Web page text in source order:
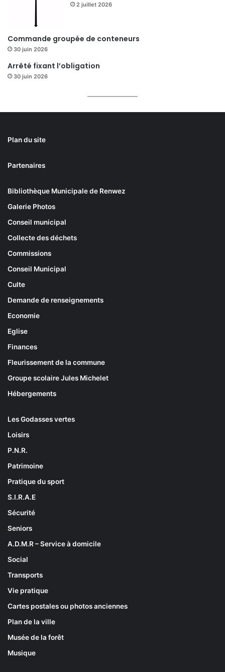
2 juillet 2026
Commande groupée de conteneurs
30 juin 2026
Arrêté fixant l’obligation
30 juin 2026
Plan du site
Partenaires
Bibliothèque Municipale de Renwez
Galerie Photos
Conseil municipal
Collecte des déchets
Commissions
Conseil Municipal
Culte
Demande de renseignements
Economie
Eglise
Finances
Fleurissement de la commune
Groupe scolaire Jules Michelet
Hébergements
Les Godasses vertes
Loisirs
P.N.R.
Patrimoine
Pratique du sport
S.I.R.A.E
Sécurité
Seniors
A.D.M.R – Service à domicile
Social
Transports
Vie pratique
Cartes postales ou photos anciennes
Plan de la ville
Musée de la forêt
Musique